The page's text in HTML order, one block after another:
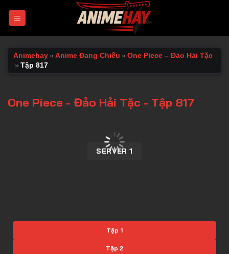
Animehay » Anime Đang Chiếu » One Piece – Đảo Hải Tặc
» Tập 817
One Piece - Đảo Hải Tặc - Tập 817
SERVER 1
Tập 1
Tập 2